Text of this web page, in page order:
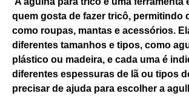
quem gosta de fazer tricô, permitindo
como roupas, mantas e acessórios.
diferentes tamanhos e tipos, como
plástico ou madeira, e cada uma é
diferentes espessuras de lã ou tipos
precisar de ajuda para escolher a